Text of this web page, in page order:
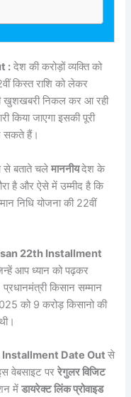
: देश की करोड़ों व्यक्ति को
किस्त राशि को लेकर
खुशखबरी निकल कर आ रही
किया जाएगा इसकी पूरी
सकते हैं।
से बताते चलेमाननीयदेश के
है और ऐसे में उम्मीद है कि
निधि योजना की 22वीं
22th Installment
आप ध्यान को पढ़कर
किसान सम्मान
को 9 करोड़ किसानो की
Installment Date Outसे
वेबसाइट पररेगुलर विजिट
मेंडायरेक्ट लिंक प्रोवाइड